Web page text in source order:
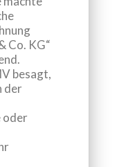
Co. KG“
besagt,
der
oder